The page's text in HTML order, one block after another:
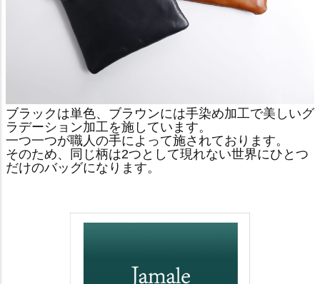
ブラックは単色、ブラウンには手染め加工で美しいグ
ラデーション加工を施しています。
一つ一つが職人の手によって施されております。
そのため、同じ柄は2つとして現れない世界にひとつ
だけのバッグになります。